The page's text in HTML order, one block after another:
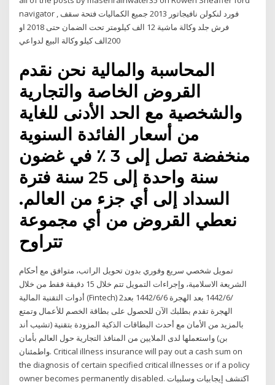
navigator , فورد لنكولن نافيجاتور 2013 جميع الكماليات فتحة سقف
فرش جلد وكالة ماشية 12 الف كيلومتر تحت الضمان حتى 2018 او
200الف كيلو وكالة البيع لدواعي
المحاسبة والمالية نحن نقدم
القروض الخاصة والتجارية
والشخصية مع الحد الأدنى للغاية
من أسعار الفائدة السنوية
منخفضة تصل إلى 3 ٪ في غضون
سنة واحدة إلى 25 سنة فترة
السداد إلى أي جزء من العالم.
نعطي القروض من أي مجموعة
تتراوح
تمويل شخصي سريع وفوري بدون تحويل الراتب، متوافق مع أحكام
الشريعة الاسلامية، وإجراءات التمويل تتم خلال 15 دقيقة فقط من خلال
أدوات التقنية المالية (Fintech) 2‏‏/6‏‏/1442 بعد الهجرة 6‏‏/6‏‏/1442 بعد
الهجرة تقدم بطلبك الآن للحصول على بطاقة الخصم للأعمال وتمتع
بالمزيد من الأمان مع أحدث البطاقات الذكية المزودة بتقنية (تشيب أند
بن) واستعملها لدى الملايين من المنافذ التجارية حول العالم بأمان
واطمئنان. Critical illness insurance will pay out a cash sum on
the diagnosis of certain specified critical illnesses or if a policy
owner becomes permanently disabled. اكتشف إيجابيات وسلبيات